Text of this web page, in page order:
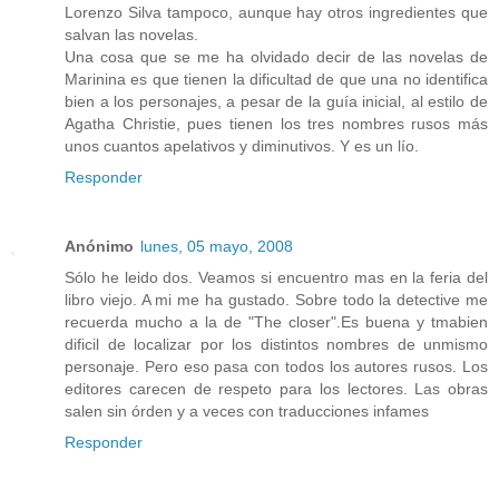
Lorenzo Silva tampoco, aunque hay otros ingredientes que
salvan las novelas.
Una cosa que se me ha olvidado decir de las novelas de
Marinina es que tienen la dificultad de que una no identifica
bien a los personajes, a pesar de la guía inicial, al estilo de
Agatha Christie, pues tienen los tres nombres rusos más
unos cuantos apelativos y diminutivos. Y es un lío.
Responder
Anónimo lunes, 05 mayo, 2008
Sólo he leido dos. Veamos si encuentro mas en la feria del
libro viejo. A mi me ha gustado. Sobre todo la detective me
recuerda mucho a la de "The closer".Es buena y tmabien
dificil de localizar por los distintos nombres de unmismo
personaje. Pero eso pasa con todos los autores rusos. Los
editores carecen de respeto para los lectores. Las obras
salen sin órden y a veces con traducciones infames
Responder